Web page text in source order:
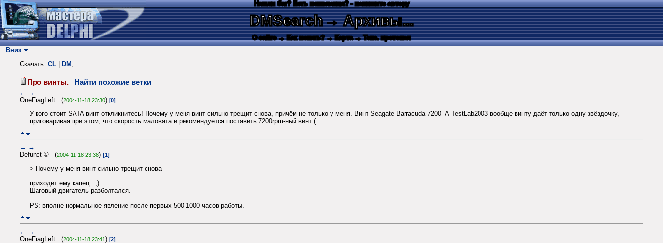
Нашли баг? Есть пожелания? - напишите автору
DMSearch→ Архивы...
О сайте → Как искать? → Карта → Текс. протокол
Вниз
Скачать: CL DM ;
Про винты. Найти похожие ветки
← →
OneFragLeft (2004-11-18 23:30) [0]
У кого стоит SATA винт откликнитесь! Почему у меня винт сильно трещит снова, причём не только у меня. Винт Seagate Barracuda 7200. А TestLab2003 вообще винту даёт только одну звёздочку,
приговаривая при этом, что скорость маловата и рекомендуется поставить 7200rpm-ный винт:(
← →
Defunct © (2004-11-18 23:38) [1]
> Почему у меня винт сильно трещит снова
приходит ему капец.. ;)
Шаговый двигатель разболтался.
PS: вполне нормальное явление после первых 500-1000 часов работы.
← →
OneFragLeft (2004-11-18 23:41) [2]